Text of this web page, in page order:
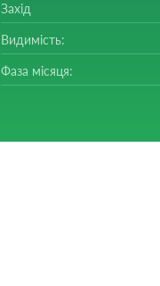
Захід
Видимість:
Фаза місяця: